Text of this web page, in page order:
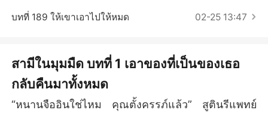
"ฉันว่าเบื้องหลังของนักธุรกิจชื่อดังในทีวีคนนั้นเหมือนคุณมา
"กระเป๋าที่คุณซื้อให้ฉันเหมือนรุ่นใหม่ของแบรนด์ใดแบรนด์หนึ่
งแป๊ะเลย"
"มันเป็นของก็อปน่ะ ซื้อมาแคห้าร้อย"
หนานจืออินเชื่อในสิ่งที่สามีพูดโดยไม่ต้องสงสัย แต่พอเดินไปถึง
หน้าห้างห้างหนึ่งซึ่งกำลังทำโปรโมชั่นอยู่ เธอก็ต้องตกตะลึกเมื่
บทที่ 189 ให้เขาเอาไปให้หมด 02-25 13:47
สามีในมุมมืด บทที่ 1 เอาของที่เป็นของเธอ
กลับคืนมาทั้งหมด
“หนานจืออินใช่ไหม คุณตั้งครรภ์แล้ว” สูตินรีแพทย์